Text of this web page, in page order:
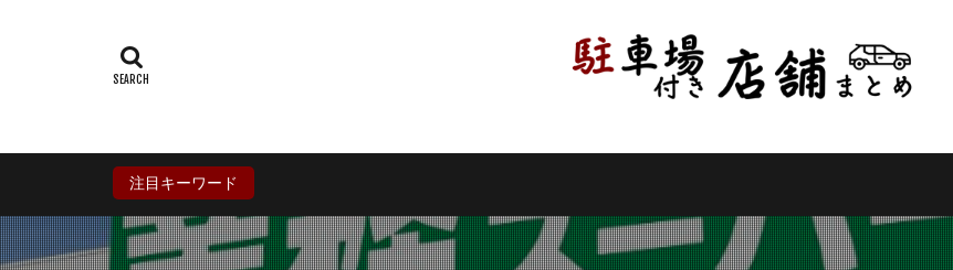
注目キーワード
岐阜県 静岡県 愛知県 三重県 滋賀県
鳥取県 島根県 岡山県 広島県
鹿児島県
沖縄県
検索